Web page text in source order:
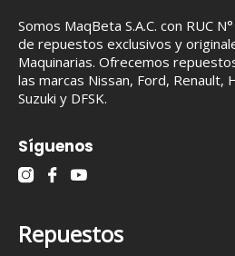
Somos MaqBeta S.A.C. con RUC
de repuestos exclusivos y
Maquinarias. Ofrecemos
las marcas Nissan, Ford, Renault,
Suzuki y DFSK.
Síguenos
Repuestos